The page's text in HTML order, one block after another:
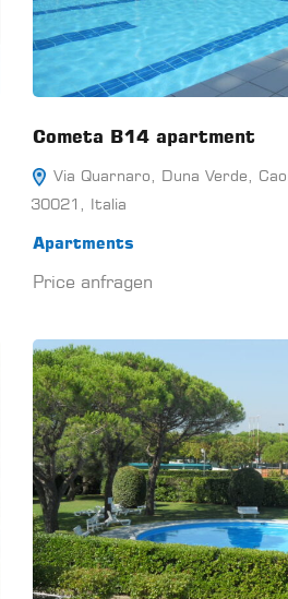
Cometa B14 apartment
Via Quarnaro, Duna Verde,
30021, Italia
Apartments
Price anfragen